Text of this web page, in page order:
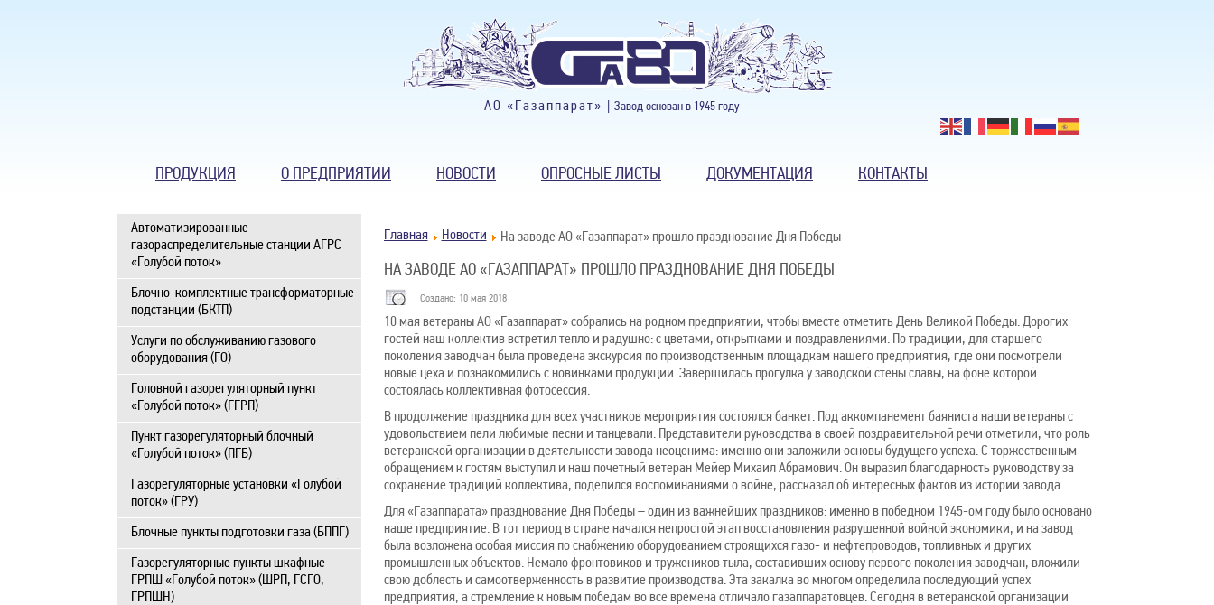
АО «Газаппарат» | Завод основан в 1945 году
ПРОДУКЦИЯ О ПРЕДПРИЯТИИ НОВОСТИ ОПРОСНЫЕ ЛИСТЫ ДОКУМЕНТАЦИЯ КОНТАКТЫ
Автоматизированные
газораспределительные станции АГРС
«Голубой поток»
Блочно-комплектные трансформаторные
подстанции (БКТП)
Услуги по обслуживанию газового
оборудования (ГО)
Головной газорегуляторный пункт
«Голубой поток» (ГГРП)
Пункт газорегуляторный блочный
«Голубой поток» (ПГБ)
Газорегуляторные установки «Голубой
поток» (ГРУ)
Блочные пункты подготовки газа (БППГ)
Газорегуляторные пункты шкафные
ГРПШ «Голубой поток» (ШРП, ГСГО,
ГРПШН)
Главная Новости На заводе АО «Газаппарат» прошло празднование Дня Победы
НА ЗАВОДЕ АО «ГАЗАППАРАТ» ПРОШЛО ПРАЗДНОВАНИЕ ДНЯ ПОБЕДЫ
Создано: 10 мая 2018
10 мая ветераны АО «Газаппарат» собрались на родном предприятии, чтобы вместе отметить День Великой Победы. Дорогих
гостей наш коллектив встретил тепло и радушно: с цветами, открытками и поздравлениями. По традиции, для старшего
поколения заводчан была проведена экскурсия по производственным площадкам нашего предприятия, где они посмотрели
новые цеха и познакомились с новинками продукции. Завершилась прогулка у заводской стены славы, на фоне которой
состоялась коллективная фотосессия.
В продолжение праздника для всех участников мероприятия состоялся банкет. Под аккомпанемент баяниста наши ветераны с
удовольствием пели любимые песни и танцевали. Представители руководства в своей поздравительной речи отметили, что роль
ветеранской организации в деятельности завода неоценима: именно они заложили основы будущего успеха. С торжественным
обращением к гостям выступил и наш почетный ветеран Мейер Михаил Абрамович. Он выразил благодарность руководству за
сохранение традиций коллектива, поделился воспоминаниями о войне, рассказал об интересных фактов из истории завода.
Для «Газаппарата» празднование Дня Победы – один из важнейших праздников: именно в победном 1945-ом году было основано
наше предприятие. В тот период в стране начался непростой этап восстановления разрушенной войной экономики, и на завод
была возложена особая миссия по снабжению оборудованием строящихся газо- и нефтепроводов, топливных и других
промышленных объектов. Немало фронтовиков и тружеников тыла, составивших основу первого поколения заводчан, вложили
свою доблесть и самоотверженность в развитие производства. Эта закалка во многом определила последующий успех
предприятия, а стремление к новым победам во все времена отличало газаппаратовцев. Сегодня в ветеранской организации